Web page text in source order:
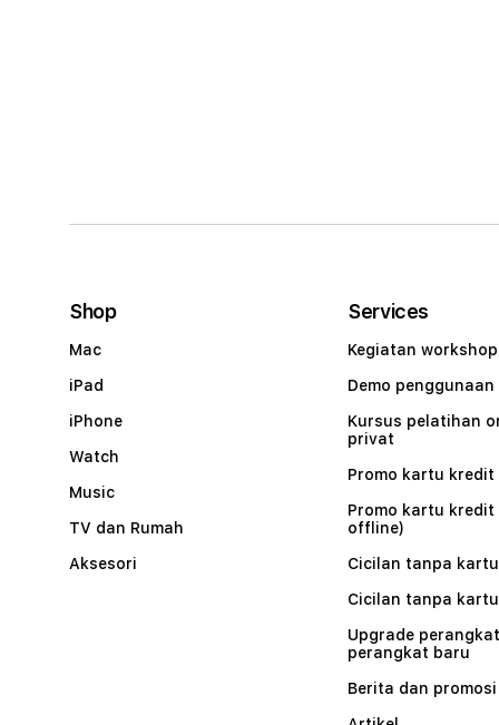
Shop
Mac
iPad
iPhone
Watch
Music
TV dan Rumah
Aksesori
Services
Kegiatan workshop
Demo penggunaan
Kursus pelatihan
privat
Promo kartu kredit
Promo kartu kredit
offline)
Cicilan tanpa
Cicilan tanpa
Upgrade
perangkat baru
Berita dan promosi